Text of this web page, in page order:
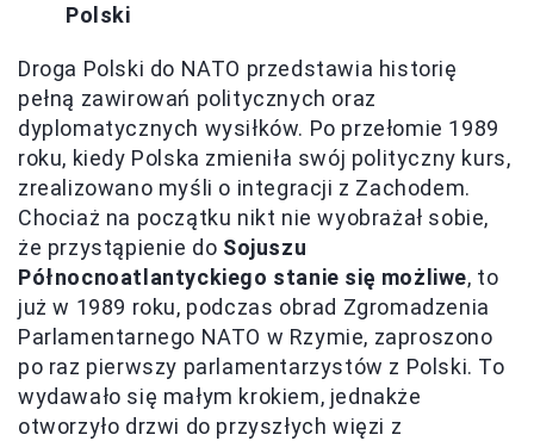
Polski
Droga Polski do NATO przedstawia historię
pełną zawirowań politycznych oraz
dyplomatycznych wysiłków. Po przełomie 1989
roku, kiedy Polska zmieniła swój polityczny kurs,
zrealizowano myśli o integracji z Zachodem.
Chociaż na początku nikt nie wyobrażał sobie,
że przystąpienie do Sojuszu
Północnoatlantyckiego stanie się możliwe, to
już w 1989 roku, podczas obrad Zgromadzenia
Parlamentarnego NATO w Rzymie, zaproszono
po raz pierwszy parlamentarzystów z Polski. To
wydawało się małym krokiem, jednakże
otworzyło drzwi do przyszłych więzi z